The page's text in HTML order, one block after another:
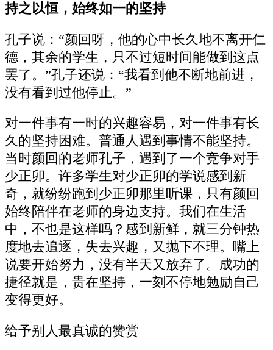
持之以恒，始终如一的坚持
孔子说：“颜回呀，他的心中长久地不离开仁
德，其余的学生，只不过短时间能做到这点
罢了。”孔子还说：“我看到他不断地前进，
没有看到过他停止。”
对一件事有一时的兴趣容易，对一件事有长
久的坚持困难。普通人遇到事情不能坚持。
当时颜回的老师孔子，遇到了一个竞争对手
少正卯。许多学生对少正卯的学说感到新
奇，就纷纷跑到少正卯那里听课，只有颜回
始终陪伴在老师的身边支持。我们在生活
中，不也是这样吗？感到新鲜，就三分钟热
度地去追逐，失去兴趣，又抛下不理。嘴上
说要开始努力，没有半天又放弃了。成功的
捷径就是，贵在坚持，一刻不停地勉励自己
变得更好。
给予别人最真诚的赞赏